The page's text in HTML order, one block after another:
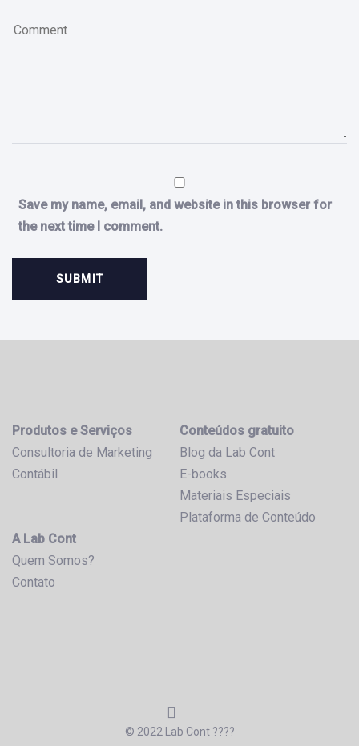
Save my name, email, and website in this browser for
the next time I comment.
Produtos e Serviços
Consultoria de Marketing
Contábil
Conteúdos gratuito
Blog da Lab Cont
E-books
Materiais Especiais
Plataforma de Conteúdo
A Lab Cont
Quem Somos?
Contato
© 2022 Lab Cont ????